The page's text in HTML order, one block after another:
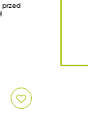
przed